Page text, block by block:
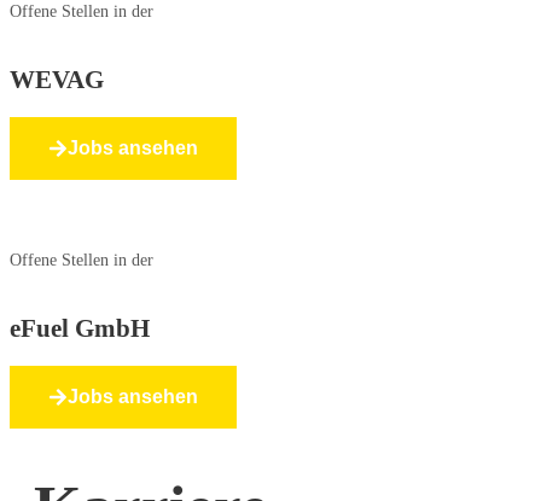
Offene Stellen in der
WEVAG
Jobs ansehen
Offene Stellen in der
eFuel GmbH
Jobs ansehen